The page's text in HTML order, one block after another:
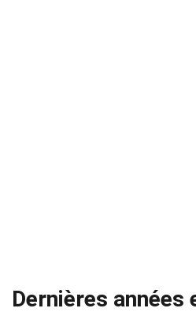
Dernières années